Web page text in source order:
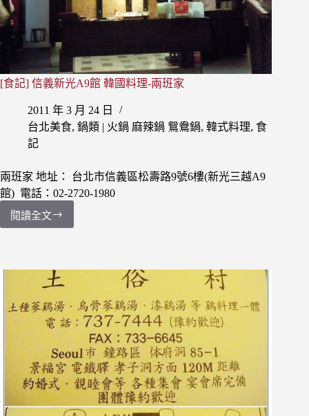
劇
鬼
爆
紅
雞，
店
中
滿
足
嘴
饞
的
福！
（文
末
全
雞
店
舖
清
[食記] 信義新光A9館 韓國料理-兩班家
2011 年 3 月 24 日
台北美食, 鍋類 | 火鍋 麻辣鍋 鴛鴦鍋, 韓式料理, 食
記
兩班家 地址： 台北市信義區松壽路9號6樓(新光三越A9
館) 電話：02-2720-1980
閱讀全文
[食
A9
館
料
理-
兩
班